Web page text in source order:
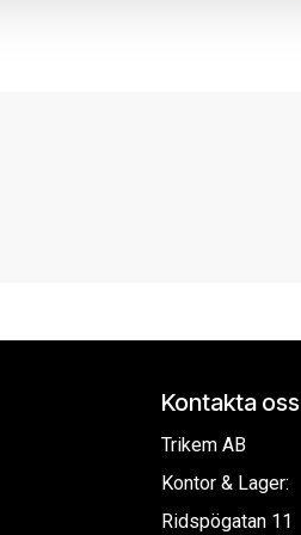
Kontakta oss
Trikem AB
Kontor & Lager:
Ridspögatan 11